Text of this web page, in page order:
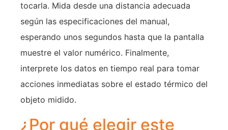
tocarla. Mida desde una distancia adecuada
según las especificaciones del manual,
esperando unos segundos hasta que la pantalla
muestre el valor numérico. Finalmente,
interprete los datos en tiempo real para tomar
acciones inmediatas sobre el estado térmico del
objeto midido.
¿Por qué elegir este